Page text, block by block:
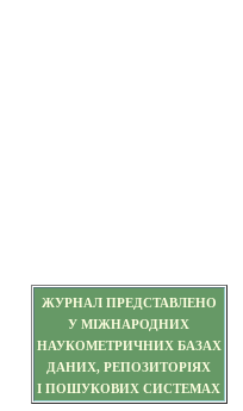
ЖУРНАЛ ПРЕДСТАВЛЕНО
У МІЖНАРОДНИХ
НАУКОМЕТРИЧНИХ БАЗАХ
ДАНИХ, РЕПОЗИТОРІЯХ
І ПОШУКОВИХ СИСТЕМАХ